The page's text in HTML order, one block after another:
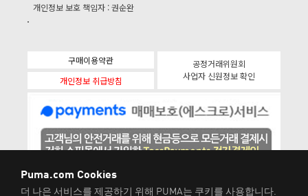
개인정보 보호 책임자 : 권순완
구매이용약관
개인정보 취급방침
공정거래위원회
사업자 신원정보 확인